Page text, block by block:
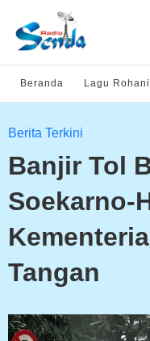
Beranda Lagu
Berita Terkini
Banjir Tol
Soekarno-
Tangan